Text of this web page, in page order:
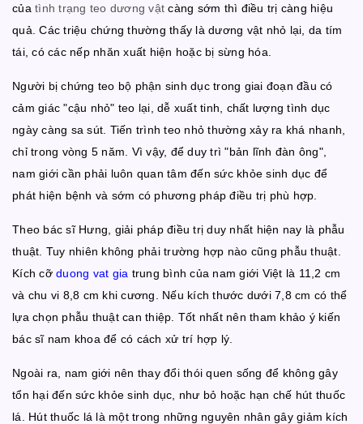
của tình trạng teo dương vật càng sớm thì điều trị càng hiệu
quả. Các triệu chứng thường thấy là dương vật nhỏ lại, da tím
tái, có các nếp nhăn xuất hiện hoặc bị sừng hóa.
Người bị chứng teo bộ phận sinh dục trong giai đoạn đầu có
cảm giác "cậu nhỏ" teo lại, dễ xuất tinh, chất lượng tình dục
ngày càng sa sút. Tiến trình teo nhỏ thường xảy ra khá nhanh,
chỉ trong vòng 5 năm. Vì vậy, để duy trì "bản lĩnh đàn ông",
nam giới cần phải luôn quan tâm đến sức khỏe sinh dục để
phát hiện bệnh và sớm có phương pháp điều trị phù hợp.
Theo bác sĩ Hưng, giải pháp điều trị duy nhất hiện nay là phẫu
thuật. Tuy nhiên không phải trường hợp nào cũng phẫu thuật.
Kích cỡ duong vat gia trung bình của nam giới Việt là 11,2 cm
và chu vi 8,8 cm khi cương. Nếu kích thước dưới 7,8 cm có thể
lựa chọn phẫu thuật can thiệp. Tốt nhất nên tham khảo ý kiến
bác sĩ nam khoa để có cách xử trí hợp lý.
Ngoài ra, nam giới nên thay đổi thói quen sống để không gây
tổn hại đến sức khỏe sinh dục, như bỏ hoặc hạn chế hút thuốc
lá. Hút thuốc lá là một trong những nguyên nhân gây giảm kích